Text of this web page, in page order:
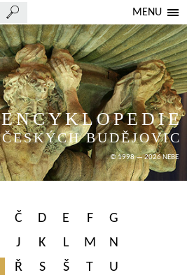
MENU
ENCYKLOPEDIE
ČESKÝCH BUDĚJOVIC
© 1998 — 2026 NEBE
Č D E F
G
J K L M
N
Ř S Š T
U